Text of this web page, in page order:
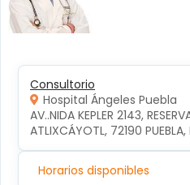
Consultorio
Hospital Ángeles Puebla
AV..NIDA KEPLER 2143,
ATLIXCÁYOTL, 72190 PUEBLA,
Horarios disponibles